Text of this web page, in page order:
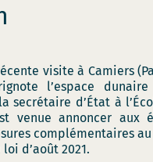
visite à Camiers
l’espace
secrétaire d’État à
venue annoncer aux
complémentaires
d’août 2021.